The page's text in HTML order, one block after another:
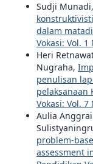
Sudji Munadi,
dalam
Vokasi: Vol. 1
Heri
Nugraha,
penulisan
pelaksanaan
Vokasi: Vol. 7
Aulia
problem-
assessment